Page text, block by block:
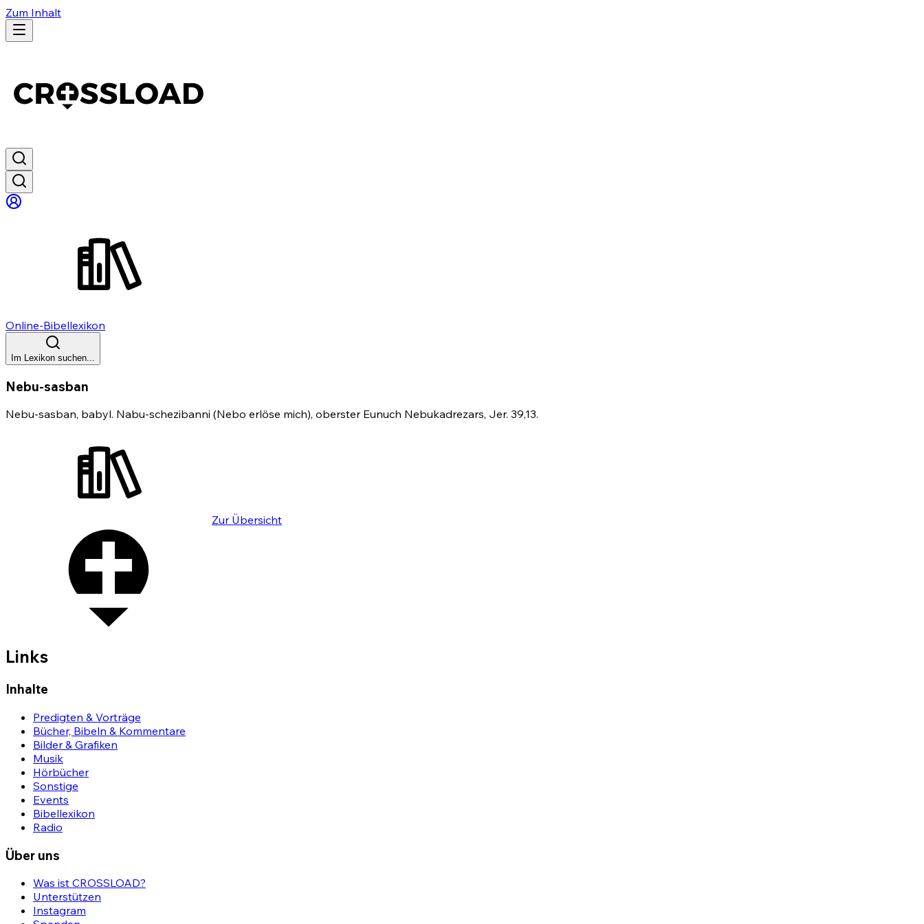
Zum Inhalt
Online-Bibellexikon
Im Lexikon suchen...
Nebu-sasban
Nebu-sasban, babyl. Nabu-schezibanni (Nebo erlöse mich), oberster Eunuch Nebukadrezars, Jer. 39,13.
Zur Übersicht
Links
Inhalte
Predigten & Vorträge
Bücher, Bibeln & Kommentare
Bilder & Grafiken
Musik
Hörbücher
Sonstige
Events
Bibellexikon
Radio
Über uns
Was ist CROSSLOAD?
Unterstützen
Instagram